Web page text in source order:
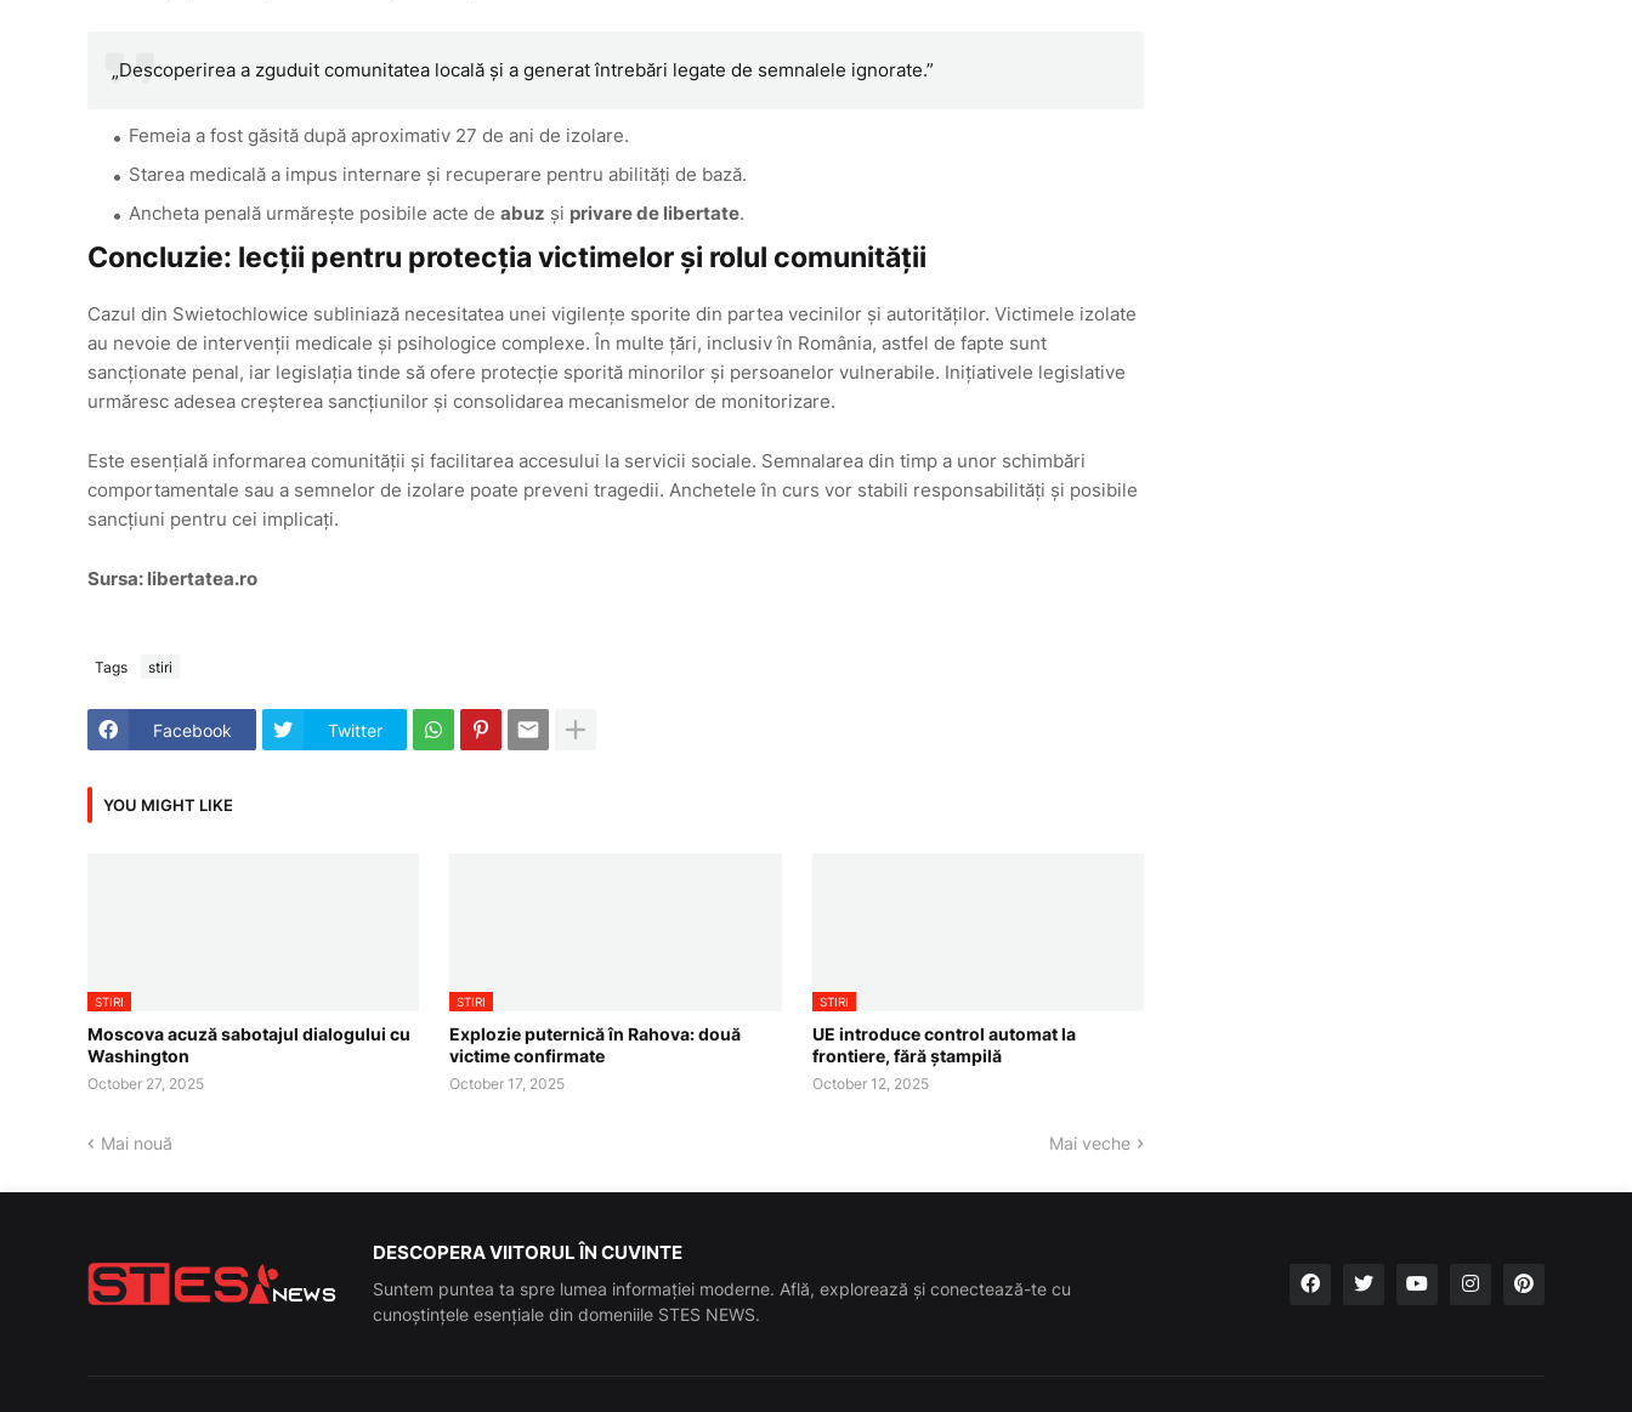
„Descoperirea a zguduit comunitatea locală și a generat întrebări legate de semnalele ignorate.”
Femeia a fost găsită după aproximativ 27 de ani de izolare.
Starea medicală a impus internare și recuperare pentru abilități de bază.
Ancheta penală urmărește posibile acte de abuz și privare de libertate.
Concluzie: lecții pentru protecția victimelor și rolul comunității
Cazul din Swietochlowice subliniază necesitatea unei vigilențe sporite din partea vecinilor și autorităților. Victimele izolate
au nevoie de intervenții medicale și psihologice complexe. În multe țări, inclusiv în România, astfel de fapte sunt
sancționate penal, iar legislația tinde să ofere protecție sporită minorilor și persoanelor vulnerabile. Inițiativele legislative
urmăresc adesea creșterea sancțiunilor și consolidarea mecanismelor de monitorizare.
Este esențială informarea comunității și facilitarea accesului la servicii sociale. Semnalarea din timp a unor schimbări
comportamentale sau a semnelor de izolare poate preveni tragedii. Anchetele în curs vor stabili responsabilități și posibile
sancțiuni pentru cei implicați.
Sursa: libertatea.ro
Tags stiri
Facebook Twitter
YOU MIGHT LIKE
STIRI
Moscova acuză sabotajul dialogului cu
Washington
October 27, 2025
STIRI
Explozie puternică în Rahova: două
victime confirmate
October 17, 2025
STIRI
UE introduce control automat la
frontiere, fără ștampilă
October 12, 2025
Mai nouă Mai veche
DESCOPERA VIITORUL ÎN CUVINTE
Suntem puntea ta spre lumea informației moderne. Află, explorează și conectează-te cu
cunoștințele esențiale din domeniile STES NEWS.